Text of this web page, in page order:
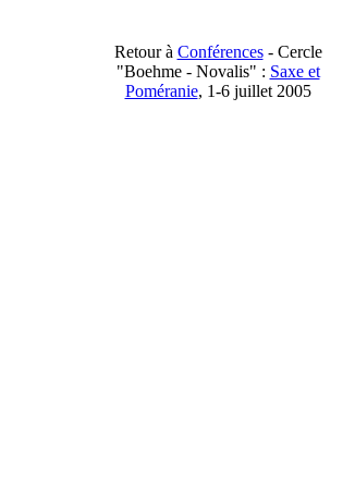
Retour à Conférences- Cercle
"Boehme - Novalis" : Saxe et
Poméranie, 1-6 juillet 2005